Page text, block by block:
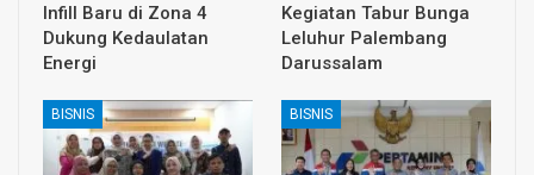
Infill Baru di Zona 4
Dukung Kedaulatan
Energi
Kegiatan Tabur Bunga
Leluhur Palembang
Darussalam
BISNIS BISNIS